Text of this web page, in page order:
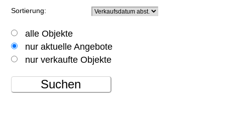
Sortierung:
alle Objekte
nur aktuelle Angebote
nur verkaufte Objekte
Suchen